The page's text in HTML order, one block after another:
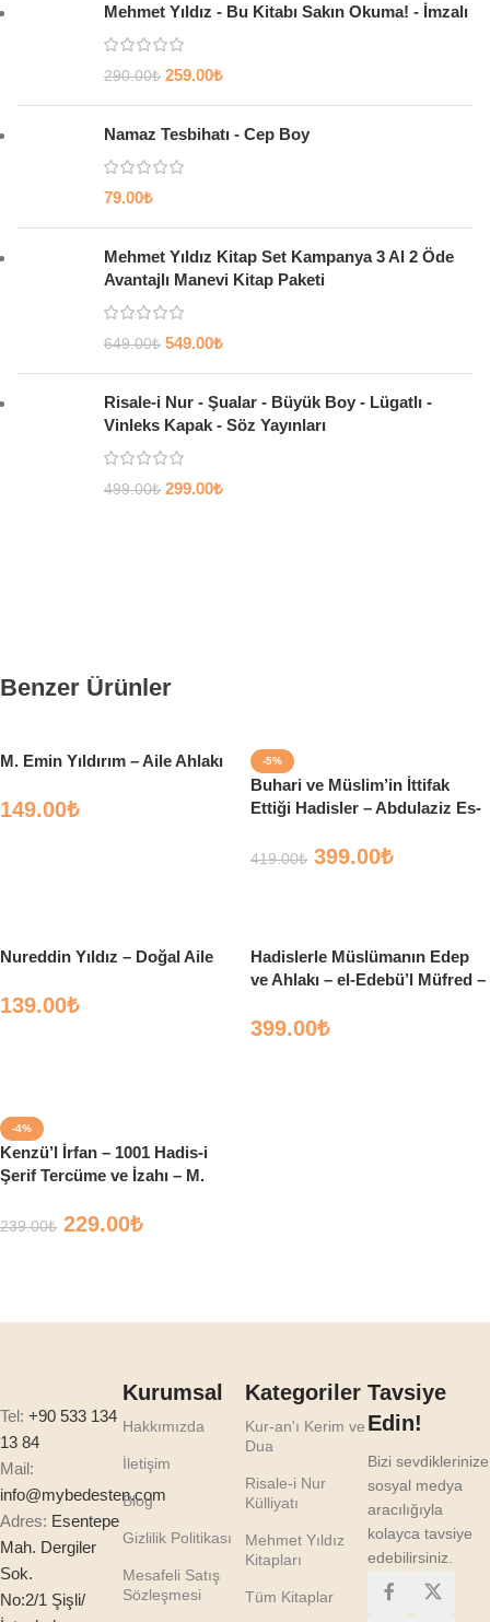
Mehmet Yıldız - Bu Kitabı Sakın Okuma! - İmzalı
290.00₺ 259.00₺
Namaz Tesbihatı - Cep Boy
79.00₺
Mehmet Yıldız Kitap Set Kampanya 3 Al 2 Öde
Avantajlı Manevi Kitap Paketi
649.00₺ 549.00₺
Risale-i Nur - Şualar - Büyük Boy - Lügatlı -
Vinleks Kapak - Söz Yayınları
499.00₺ 299.00₺
Benzer Ürünler
M. Emin Yıldırım – Aile Ahlakı
149.00₺
-5%
Buhari ve Müslim’in İttifak
Ettiği Hadisler – Abdulaziz Es-
419.00₺ 399.00₺
Nureddin Yıldız – Doğal Aile
139.00₺
Hadislerle Müslümanın Edep
ve Ahlakı – el-Edebü’l Müfred –
399.00₺
-4%
Kenzü’l İrfan – 1001 Hadis-i
Şerif Tercüme ve İzahı – M.
239.00₺ 229.00₺
Tel: +90 533 134
13 84
Mail:
info@mybedesten.com
Adres: Esentepe
Mah. Dergiler
Sok.
No:2/1 Şişli/
Kurumsal
Hakkımızda
İletişim
Blog
Gizlilik Politikası
Mesafeli Satış
Sözleşmesi
Kategoriler
Kur-an'ı Kerim ve
Dua
Risale-i Nur
Külliyatı
Mehmet Yıldız
Kitapları
Tüm Kitaplar
Tavsiye
Edin!
Bizi sevdiklerinize
sosyal medya
aracılığıyla
kolayca tavsiye
edebilirsiniz.